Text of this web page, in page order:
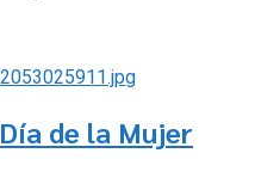
Día de la Mujer